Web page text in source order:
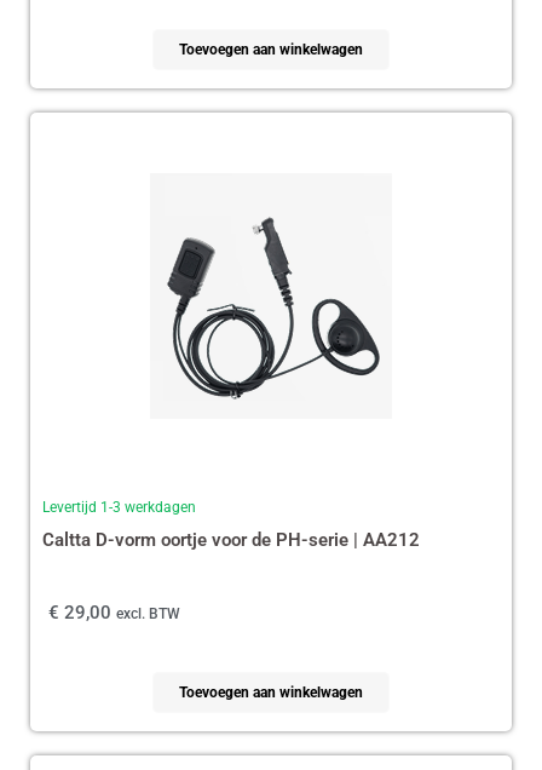
Toevoegen aan winkelwagen
Levertijd 1-3 werkdagen
Caltta D-vorm oortje voor de PH-serie | AA212
€ 29,00 excl. BTW
Toevoegen aan winkelwagen